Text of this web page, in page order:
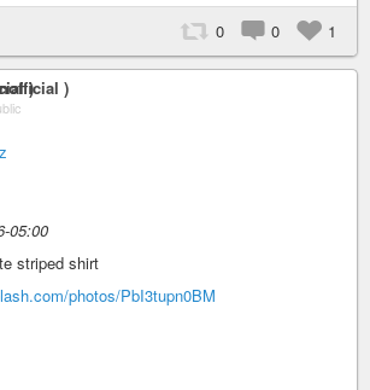
0 0 1
)
05:00
striped shirt
photos/PbI3tupn0BM